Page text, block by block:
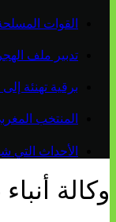
القوات
تدبير ملف
برقية تهنئة
المنتخب
الأحداث التي
وكالة